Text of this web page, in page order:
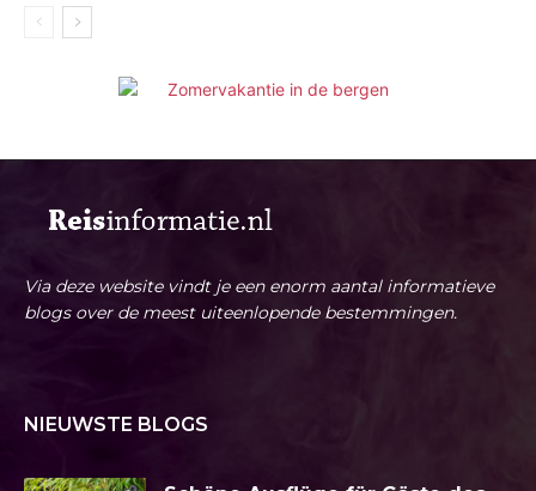
Via deze website vindt je een enorm aantal informatieve
blogs over de meest uiteenlopende bestemmingen.
NIEUWSTE BLOGS